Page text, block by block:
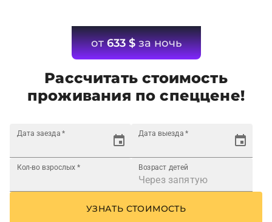
от633 $за ночь
Рассчитать стоимость
проживания по спеццене!
Дата заезда * Дата выезда *
Кол-во взрослых * Возраст детей
УЗНАТЬ СТОИМОСТЬ